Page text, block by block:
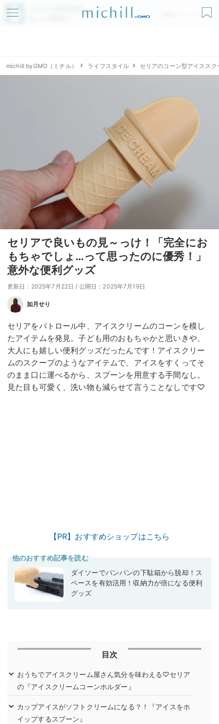
アプリでmichillが
無料ダウンロード
michill byGMO（ミチル） ライフスタイル セリアのコーン型アイススク
セリアで良いもの見～っけ！「完全にお
もちゃでしょ…って思ったのに優秀！」
意外な便利グッズ
更新日：2025年7月22日 / 公開日：2025年7月19日
如月せり
セリアをパトロール中、アイスクリームのコーンを模し
たアイテムを発見。子ども用のおもちゃかと思いきや、
大人にも嬉しい便利グッズだったんです！アイスクリー
ムのスクープのようなアイテムで、アイスをすくってそ
のまま口に運べるから、スプーンを用意する手間なし。
見た目も可愛く、洗い物も減らせて言うことなしです♡
【PR】おすすめショップはこちら
他のおすすめ記事を読む
ダイソーでパンパンの下駄箱から脱却！ス
ペースを有効活用！収納力が倍になる便利
グッズ
目次
おうちでアイスクリーム屋さん気分を味わえる♡セリア
の『アイスクリームコーンホルダー』
カップアイスがソフトクリームになる？！『アイスをホ
イップするスプーン』